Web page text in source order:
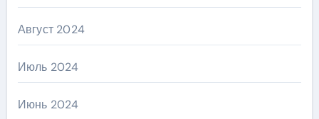
Август 2024
Июль 2024
Июнь 2024